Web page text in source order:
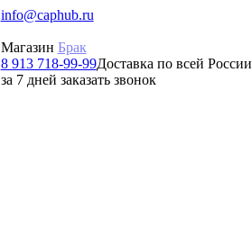
info@caphub.ru
Магазин Брак
8 913 718-99-99Доставка по всей России
за 7 дней заказать звонок